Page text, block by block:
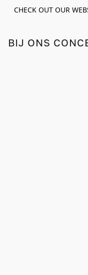
CHECK OUT OUR
BIJ ONS